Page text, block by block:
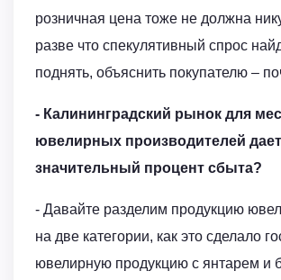
розничная цена тоже не должна
разве что спекулятивный спрос
поднять, объяснить покупателю –
- Калининградский рынок для
ювелирных производителей дает
значительный процент сбыта?
- Давайте разделим продукцию
на две категории, как это сделало
ювелирную продукцию с янтарем и